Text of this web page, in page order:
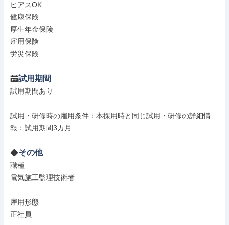
ピアスOK
健康保険
厚生年金保険
雇用保険
労災保険
試用期間
試用期間あり
試用・研修時の雇用条件：本採用時と同じ試用・研修の詳細情
報：試用期間3カ月
その他
職種
電気施工監理技術者
雇用形態
正社員